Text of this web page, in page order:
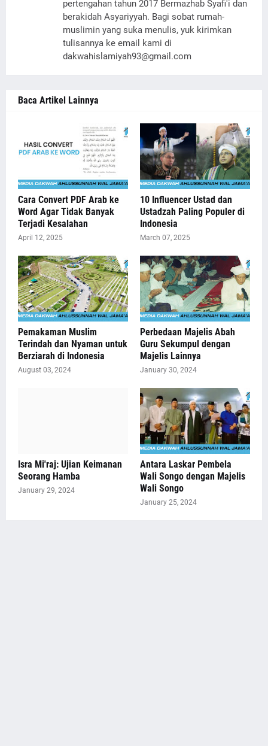
pertengahan tahun 2017 Bermazhab Syafi'i dan
berakidah Asyariyyah. Bagi sobat rumah-
muslimin yang suka menulis, yuk kirimkan
tulisannya ke email kami di
dakwahislamiyah93@gmail.com
Baca Artikel Lainnya
Cara Convert PDF Arab ke
Word Agar Tidak Banyak
Terjadi Kesalahan
April 12, 2025
10 Influencer Ustad dan
Ustadzah Paling Populer di
Indonesia
March 07, 2025
Pemakaman Muslim
Terindah dan Nyaman untuk
Berziarah di Indonesia
August 03, 2024
Perbedaan Majelis Abah
Guru Sekumpul dengan
Majelis Lainnya
January 30, 2024
Isra Mi'raj: Ujian Keimanan
Seorang Hamba
January 29, 2024
Antara Laskar Pembela
Wali Songo dengan Majelis
Wali Songo
January 25, 2024